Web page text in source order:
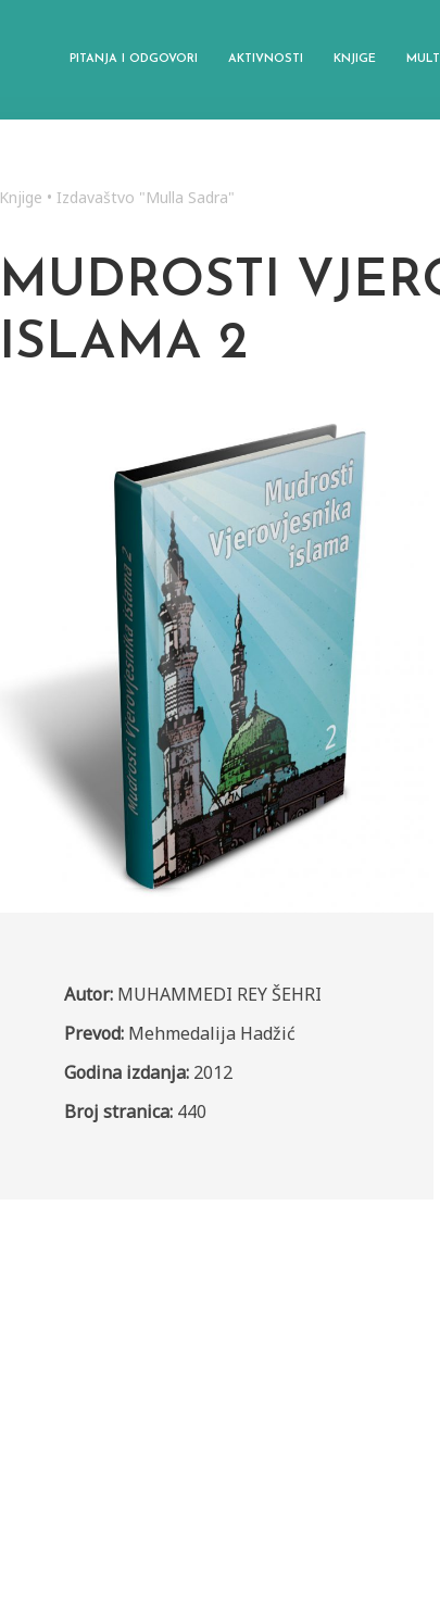
PITANJA I ODGOVORI AKTIVNOSTI KNJIGE
Knjige • Izdavaštvo "Mulla Sadra"
MUDROSTI
ISLAMA 2
Autor: MUHAMMEDI REY ŠEHRI
Prevod: Mehmedalija Hadžić
Godina izdanja: 2012
Broj stranica: 440